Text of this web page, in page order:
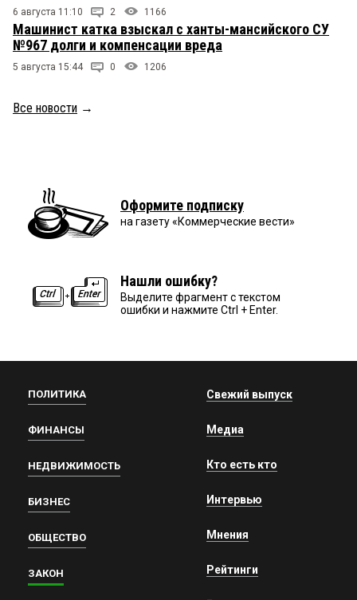
6 августа 11:10 2 1166
Машинист катка взыскал с ханты-мансийского СУ
№967 долги и компенсации вреда
5 августа 15:44 0 1206
Все новости →
Оформите подписку
на газету «Коммерческие вести»
Нашли ошибку?
Выделите фрагмент с текстом
ошибки и нажмите Ctrl + Enter.
ПОЛИТИКА
ФИНАНСЫ
НЕДВИЖИМОСТЬ
БИЗНЕС
ОБЩЕСТВО
ЗАКОН
Свежий выпуск
Медиа
Кто есть кто
Интервью
Мнения
Рейтинги